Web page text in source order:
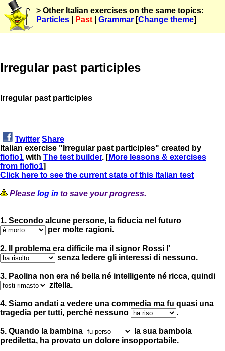
> Other Italian exercises on the same topics:
Particles
Past Grammar [Change theme]
Irregular past participles
Irregular past participles
Twitter Share
Italian exercise "Irregular past participles" created by
fiofio1 with The test builder. [More lessons & exercises
from fiofio1]
Click here to see the current stats of this Italian test
Please log in to save your progress.
1. Secondo alcune persone, la fiducia nel futuro
per molte ragioni.
2. Il problema era difficile ma il signor Rossi l'
senza ledere gli interessi di nessuno.
3. Paolina non era né bella né intelligente né ricca, quindi
zitella.
4. Siamo andati a vedere una commedia ma fu quasi una
tragedia per tutti, perché nessuno
.
5. Quando la bambina
la sua bambola
prediletta, ha provato un dolore insopportabile.